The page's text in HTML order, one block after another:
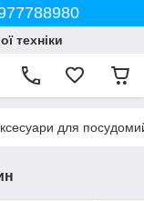
техніки
для